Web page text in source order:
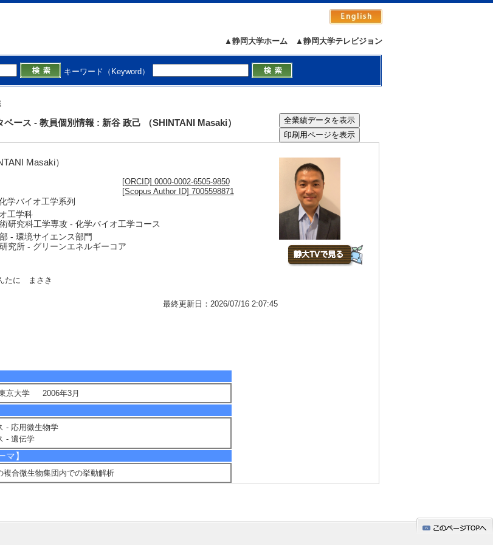
▲静岡大学テレビジョン
▲静岡大学ホーム
キーワード（Keyword）
ース - 教員個別情報 : 新谷 政己 （SHINTANI Masaki）
Masaki）
[ORCID] 0000-0002-6505-9850
[Scopus Author ID] 7005598871
学バイオ工学系列
工学科
研究科工学専攻 - 化学バイオ工学コース
- 環境サイエンス部門
究所 - グリーンエネルギーコア
たに まさき
最終更新日：2026/07/16 2:07:45
京大学 2006年3月
- 応用微生物学
- 遺伝学
マ】
複合微生物集団内での挙動解析